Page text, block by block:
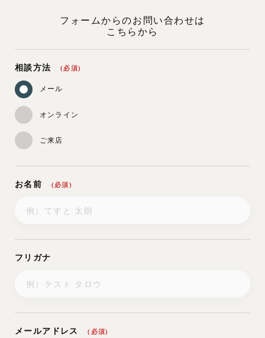
フォームからのお問い合わせは
こちらから
相談方法 (必須)
メール
オンライン
ご来店
お名前 (必須)
フリガナ
メールアドレス (必須)